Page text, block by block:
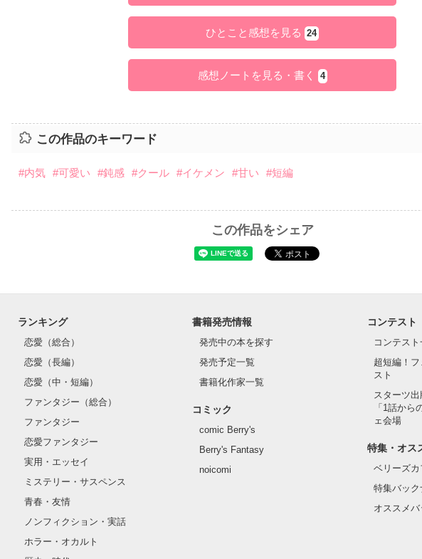
ひとこと感想を見る 24
感想ノートを見る・書く 4
この作品のキーワード
#内気 #可愛い #鈍感 #クール #イケメン #甘い #短編
この作品をシェア
ランキング
恋愛（総合）
恋愛（長編）
恋愛（中・短編）
ファンタジー（総合）
ファンタジー
恋愛ファンタジー
実用・エッセイ
ミステリー・サスペンス
青春・友情
ノンフィクション・実話
ホラー・オカルト
書籍発売情報
発売中の本を探す
発売予定一覧
書籍化作家一覧
コミック
comic Berry's
Berry's Fantasy
noicomi
コンテスト
コンテス
超短編！
スト
スターツ
「1話から
ェ会場
特集・オス
ベリーズ
特集バッ
オススメ